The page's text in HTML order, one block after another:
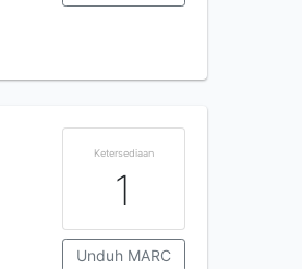
Ketersediaan
1
Unduh MARC